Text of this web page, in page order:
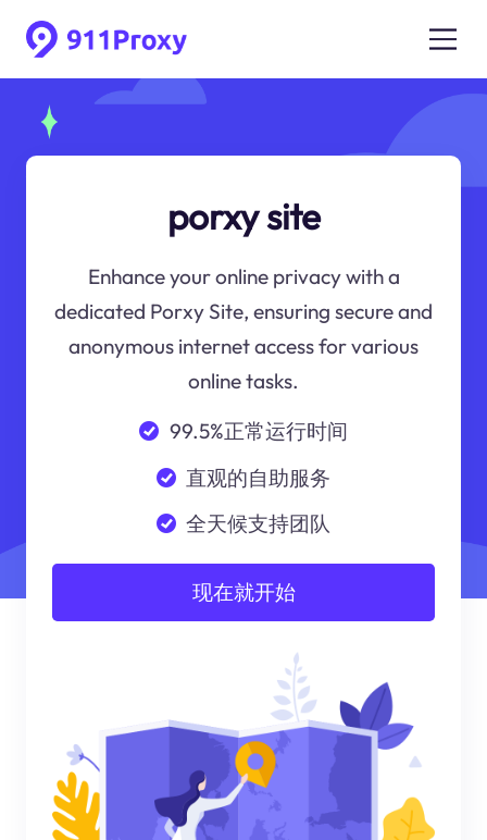
porxy site
Enhance your online privacy with a
dedicated Porxy Site, ensuring secure and
anonymous internet access for various
online tasks.
99.5%正常运行时间
直观的自助服务
全天候支持团队
现在就开始